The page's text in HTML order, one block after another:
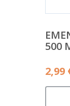
500
2,99